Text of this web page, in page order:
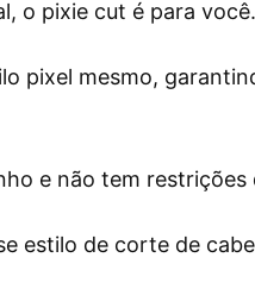
o pixie cut é para você.
pixel mesmo,
e não tem
estilo de corte de